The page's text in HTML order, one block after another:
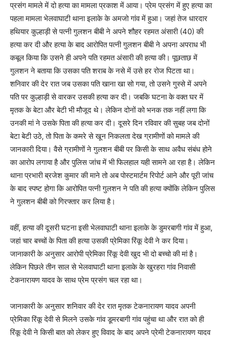
प्रसंग मामले में दो हत्या का मामला प्रकाश में आया। प्रेम प्रसंग में हुए हत्या का
पहला मामला भेलवाघाटी थाना इलाके के अमजो गांव में हुआ। जहां तेज धारदार
हथियार कुल्हाड़ी से पत्नी गुलशन बीबी ने अपने शौहर रहमत अंसारी (40) की
हत्या कर दी और हत्या के बाद आरोपित पत्नी गुलशन बीबी ने अपना अपराध भी
कबूल किया कि उसने ही अपने पति रहमत अंसारी की हत्या की। पूछताछ में
गुलशन ने बताया कि उसका पति शराब के नसे में उसे हर रोज पिटता था।
शनिवार की देर रात जब उसका पति खाना खा सो गया, तो उसने गुस्से में अपने
पति पर कुल्हाड़ी से वारकर उसकी हत्या कर दी। जबकि घटना के वक्त घर में
मृतक के बेटा और बेटी भी मौजूद थे। लेकिन दोनों को भनक तक नहीं लगा कि
उनकी मां ने उसके पिता की हत्या कर दी। दूसरे दिन रविवार की सुबह जब दोनों
बेटा बेटी उठे, तो पिता के कमरे से खून निकलता देख ग्रामीणों को मामले की
जानकारी दिया। वैसे ग्रामीणों ने गुलशन बीबी पर किसी के साथ अवैध संबंध होने
का आरोप लगाया है और पुलिस जांच में भी फिलहाल यही सामने आ रहा है। लेकिन
थाना प्रभारी ब्रजेश कुमार की माने तो अब पोस्टमार्टम रिपोर्ट आने और पूरी जांच
के बाद स्पष्ट होगा कि आरोपित पत्नी गुलशन ने पति की हत्या क्योंकि लेकिन पुलिस
ने गुलशन बीबी को गिरफ्तार कर लिया है।
वहीं, हत्या की दूसरी घटना इसी भेलवाघाटी थाना इलाके के डुमरबागी गांव में हुआ,
जहां चार बच्चों के पिता की हत्या उसकी प्रेमिका रिंकू देवी ने कर दिया।
जानाकारी के अनुसार आरोपी प्रेमिका रिंकू देवी खुद भी दो बच्चो की मां है।
लेकिन पिछले तीन साल से भेलवाघाटी थाना इलाके के खुरहरा गांव निवासी
टेकनारायण यादव के साथ प्रेम प्रसंग चल रहा था।
जानाकारी के अनुसार शनिवार की देर रात मृतक टेकनारायण यादव अपनी
प्रेमिका रिंकू देवी से मिलने उसके गांव डूमरबागी गांव पहुंचा था और रात को ही
रिंकू देवी ने किसी बात को लेकर हुए विवाद के बाद अपने प्रेमी टेकनारायण यादव